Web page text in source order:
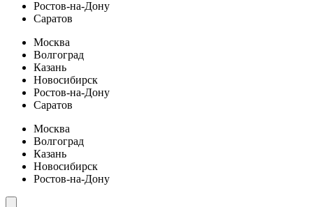
Ростов-на-Дону
Саратов
Москва
Волгоград
Казань
Новосибирск
Ростов-на-Дону
Саратов
Москва
Волгоград
Казань
Новосибирск
Ростов-на-Дону